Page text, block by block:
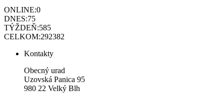
ONLINE:0
DNES:75
TÝŽDEŇ:585
CELKOM:292382
Kontakty
Obecný urad
Uzovská Panica 95
980 22 Velký Blh